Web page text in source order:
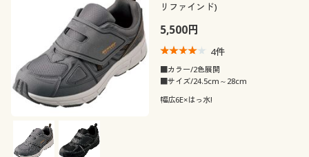
リファインド)
5,500円
4件
■カラー/2色展開
■サイズ/24.5cm～28cm
幅広6E×はっ水!